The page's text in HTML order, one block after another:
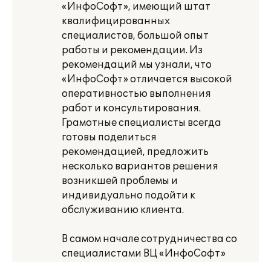
«ИнфоСофт», имеющий штат
квалифицированных
специалистов, большой опыт
работы и рекомендации. Из
рекомендаций мы узнали, что
«ИнфоСофт» отличается высокой
оперативностью выполнения
работ и консультирования.
Грамотные специалисты всегда
готовы поделиться
рекомендацией, предложить
несколько вариантов решения
возникшей проблемы и
индивидуально подойти к
обслуживанию клиента.
В самом начале сотрудничества со
специалистами ВЦ «ИнфоСофт»